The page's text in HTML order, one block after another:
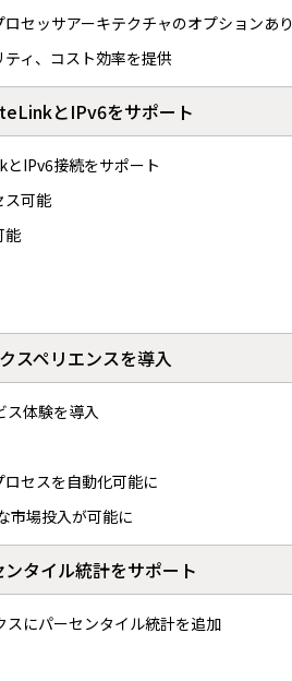
セッサアーキテクチャのオプションあり
ィ、コスト効率を提供
とIPv6をサポート
IPv6接続をサポート
ス可能
能
スペリエンスを導入
体験を導入
セスを自動化可能に
市場投入が可能に
タイル統計をサポート
にパーセンタイル統計を追加